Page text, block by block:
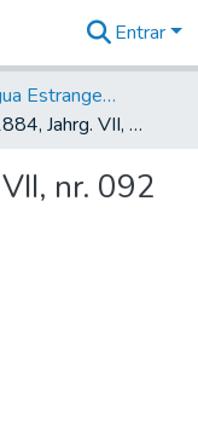
Entrar
Jornais em Língua Estrangeira
Germania, 1884, Jahrg. VII, nr. 092
nr. 092